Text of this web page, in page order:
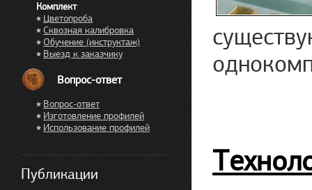
Комплект
Цветопроба
Сквозная калибровка
Обучение (инструктаж)
Выезд к заказчику
Вопрос-ответ
Вопрос-ответ
Изготовление профилей
Использование профилей
Публикации